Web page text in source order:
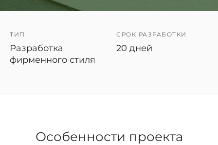
ТИП
Разработка
фирменного стиля
СРОК РАЗРАБОТКИ
20 дней
Особенности проекта